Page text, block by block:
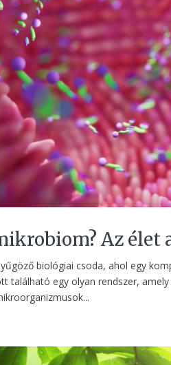
Az élet
biológiai csoda, ahol egy
található egy olyan rendszer,